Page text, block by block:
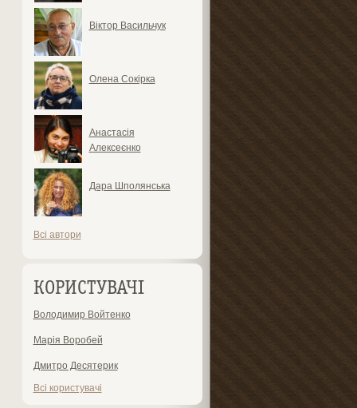
Віктор Васильчук
Олена Сокірка
Анастасія
Алексеєнко
Дара Шполянська
Всі автори
КОРИСТУВАЧІ
Володимир Войтенко
Марія Воробей
Дмитро Десятерик
Всі користувачі